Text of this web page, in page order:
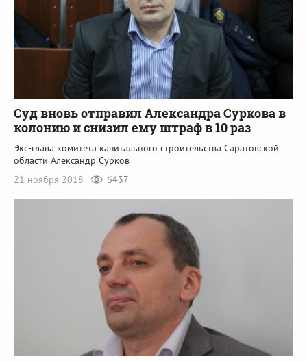
Суд вновь отправил Александра Суркова в
колонию и снизил ему штраф в 10 раз
Экс-глава комитета капитального строительства Саратовской
области Александр Сурков
21 ноября 2018
6437